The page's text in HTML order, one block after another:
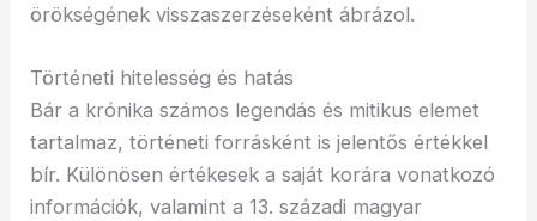
örökségének visszaszerzéseként ábrázol.
Történeti hitelesség és hatás
Bár a krónika számos legendás és mitikus elemet
tartalmaz, történeti forrásként is jelentős értékkel
bír. Különösen értékesek a saját korára vonatkozó
információk, valamint a 13. századi magyar